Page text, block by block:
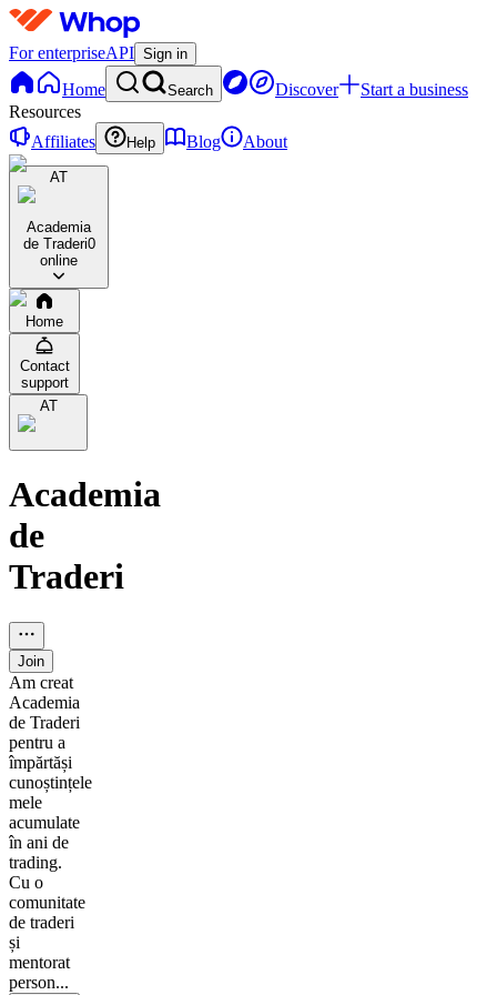
For enterpriseAPI Sign in
Home Search Discover
Start a business
Resources
Affiliates
Help Blog About
AT
Academia
de Traderi0
online
Home
Contact
support
AT
Academia
de
Traderi
Join
Am creat
Academia
de Traderi
pentru a
împărtăși
cunoștințele
mele
acumulate
în ani de
trading.
Cu o
comunitate
de traderi
și
mentorat
person...